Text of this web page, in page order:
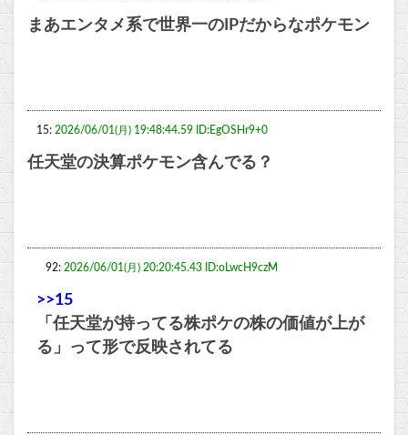
まあエンタメ系で世界一のIPだからなポケモン
15: 2026/06/01(月) 19:48:44.59 ID:EgOSHr9+0
任天堂の決算ポケモン含んでる？
92: 2026/06/01(月) 20:20:45.43 ID:oLwcH9czM
>>15
「任天堂が持ってる株ポケの株の価値が上が
る」って形で反映されてる